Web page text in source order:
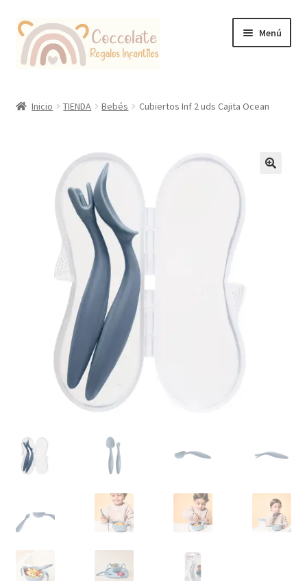
Ir
la
Ir
contenido
Menú
Inicio TIENDA Bebés Cubiertos Inf 2 uds Cajita Ocean